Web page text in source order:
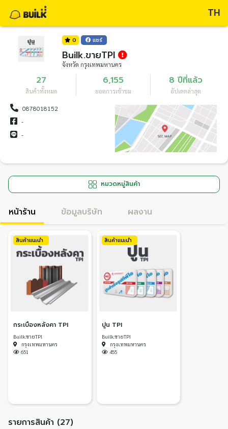
TH
0 แชร์
Builk.ขายTPI
จังหวัด กรุงเทพมหานคร
27
สินค้าทั้งหมด
6,155
ยอดการเข้าชม
8 ปีที่แล้ว
อัปเดตล่าสุด
0878018152
-
-
หมวดหมู่สินค้า
หน้าร้าน ข้อมูลบริษัท ผลงาน
กระเบื้องหลังคา TPI
Builk.ขายTPI
กรุงเทพมหานคร
651
สินค้าแนะนำ
ปูน TPI
Builk.ขายTPI
กรุงเทพมหานคร
455
สินค้าแนะนำ
รายการสินค้า (27)